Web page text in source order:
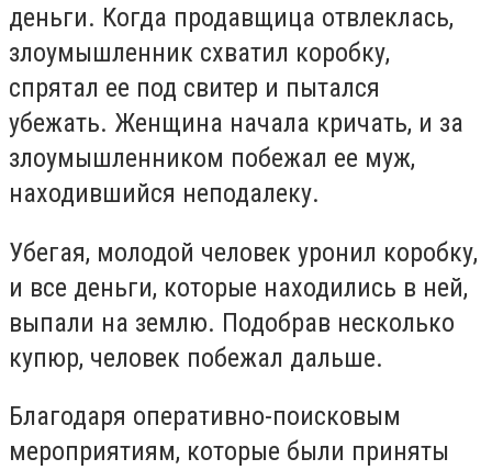
деньги. Когда продавщица отвлеклась,
злоумышленник схватил коробку,
спрятал ее под свитер и пытался
убежать. Женщина начала кричать, и за
злоумышленником побежал ее муж,
находившийся неподалеку.
Убегая, молодой человек уронил коробку,
и все деньги, которые находились в ней,
выпали на землю. Подобрав несколько
купюр, человек побежал дальше.
Благодаря оперативно-поисковым
мероприятиям, которые были приняты